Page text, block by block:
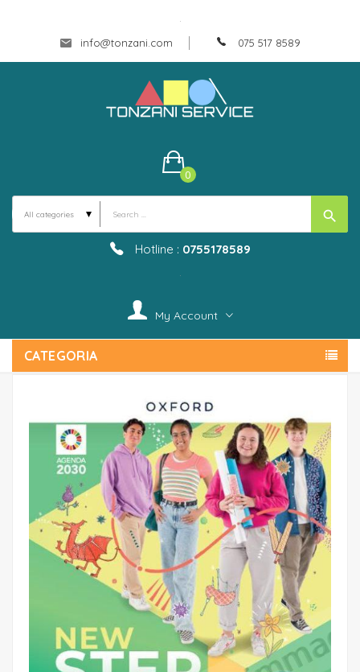
.
info@tonzani.com 075 517 8589
0
search
Hotline : 0755178589
.
My Account
CATEGORIA